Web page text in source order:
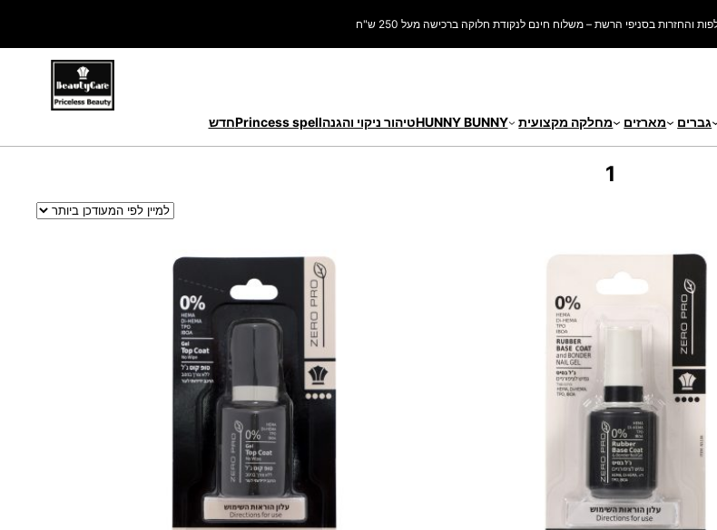
והחזרות בסניפי הרשת – משלוח חינם לנקודת חלוקה ברכישה מעל 250 ש"ח
גברים מארזים מחלקה מקצועית HUNNY BUNNYטיהור ניקוי והגנהPrincess spellחדש
1